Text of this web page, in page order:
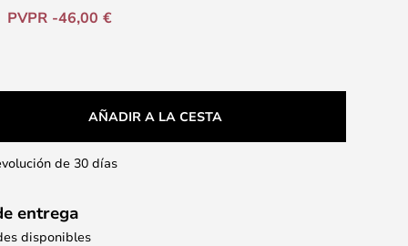
PVPR -46,00 €
AÑADIR A LA CESTA
de 30 días
entrega
disponibles